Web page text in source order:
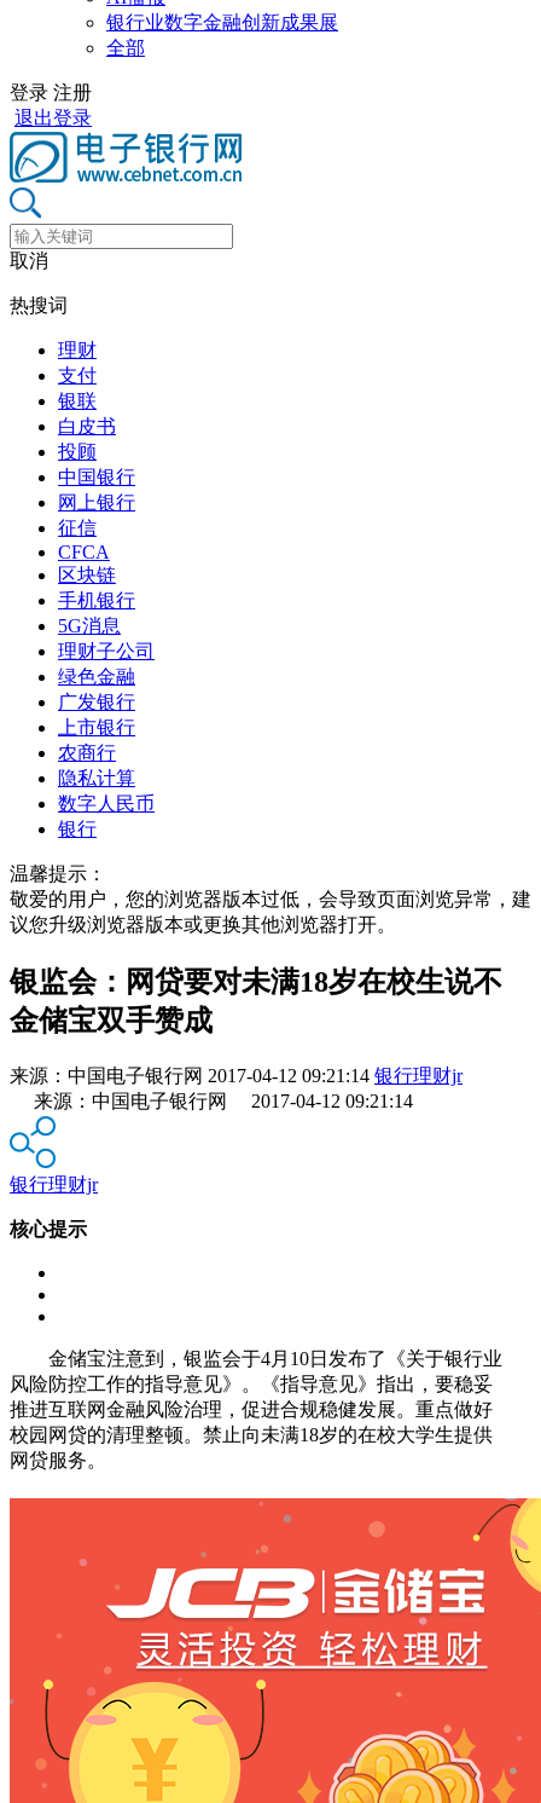
银行业数字金融创新成果展
全部
登录 注册
退出登录
取消
热搜词
理财
支付
银联
白皮书
投顾
中国银行
网上银行
征信
CFCA
区块链
手机银行
5G消息
理财子公司
绿色金融
广发银行
上市银行
农商行
隐私计算
数字人民币
银行
温馨提示：
敬爱的用户，您的浏览器版本过低，会导致页面浏览异常，建
议您升级浏览器版本或更换其他浏览器打开。
银监会：网贷要对未满18岁在校生说不
金储宝双手赞成
来源： 中国电子银行网 2017-04-12 09:21:14 银行理财jr
来源：中国电子银行网 2017-04-12 09:21:14
银行理财jr
核心提示
金储宝注意到，银监会于4月10日发布了《关于银行业
风险防控工作的指导意见》。《指导意见》指出，要稳妥
推进互联网金融风险治理，促进合规稳健发展。重点做好
校园网贷的清理整顿。禁止向未满18岁的在校大学生提供
网贷服务。